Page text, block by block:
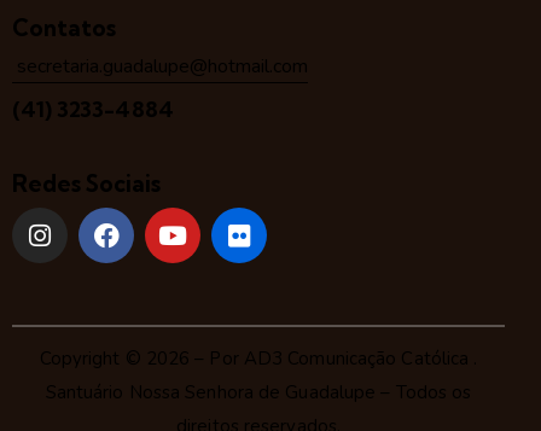
Contatos
secretaria.guadalupe@hotmail.com
(41) 3233-4884
Redes Sociais
Copyright © 2026 – Por AD3 Comunicação Católica .
Santuário Nossa Senhora de Guadalupe – Todos os